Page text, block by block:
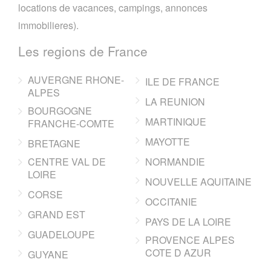
locations de vacances, campings, annonces
immobilieres).
Les regions de France
AUVERGNE RHONE-
ALPES
BOURGOGNE
FRANCHE-COMTE
BRETAGNE
CENTRE VAL DE
LOIRE
CORSE
GRAND EST
GUADELOUPE
GUYANE
ILE DE FRANCE
LA REUNION
MARTINIQUE
MAYOTTE
NORMANDIE
NOUVELLE AQUITAINE
OCCITANIE
PAYS DE LA LOIRE
PROVENCE ALPES
COTE D AZUR